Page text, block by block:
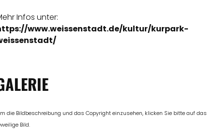
Infos unter:
www.weissenstadt.de/kultur/kurpark-
die Bildbeschreibung und das Copyright einzusehen, klicken Sie bitte auf das
Bild.